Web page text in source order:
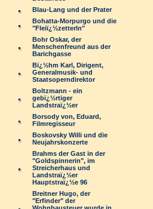
Blau-Lang und der Prater
Bohatta-Morpurgo und die
"Fleiï¿½zetterln"
Bohr Oskar, der
Menschenfreund aus der
Barichgasse
Bï¿½hm Karl, Dirigent,
Generalmusik- und
Staatsoperndirektor
Boltzmann - ein
gebï¿½rtiger
Landstraï¿½er
Borsody von, Eduard,
Filmregisseur
Boskovsky Willi und die
Neujahrskonzerte
Brahms der Gast in der
"Goldspinnerin", im
Streicherhaus und
Landstraï¿½er
Hauptstraï¿½e 96
Breitner Hugo, der
"Erfinder" der